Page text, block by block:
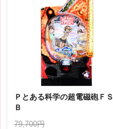
Ｐとある科学の超電磁砲ＦＳ
Ｂ
79,700円